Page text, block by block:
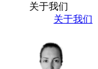
关于我们
关于我们